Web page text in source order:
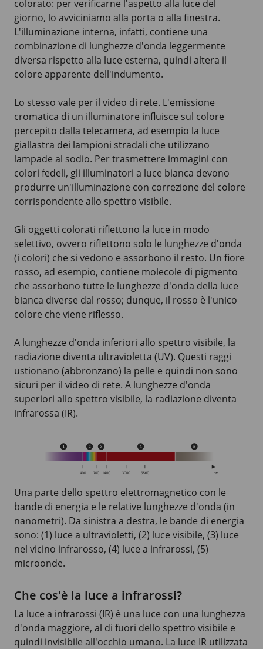
colorato: per verificarne l'aspetto alla luce del
giorno, lo avviciniamo alla porta o alla finestra.
L'illuminazione interna, infatti, contiene una
combinazione di lunghezze d'onda leggermente
diversa rispetto alla luce esterna, quindi altera il
colore apparente dell'indumento.
Lo stesso vale per il video di rete. L'emissione
cromatica di un illuminatore influisce sul colore
percepito dalla telecamera, ad esempio la luce
giallastra dei lampioni stradali che utilizzano
lampade al sodio. Per trasmettere immagini con
colori fedeli, gli illuminatori a luce bianca devono
produrre un'illuminazione con correzione del colore
corrispondente allo spettro visibile.
Gli oggetti colorati riflettono la luce in modo
selettivo, ovvero riflettono solo le lunghezze d'onda
(i colori) che si vedono e assorbono il resto. Un fiore
rosso, ad esempio, contiene molecole di pigmento
che assorbono tutte le lunghezze d'onda della luce
bianca diverse dal rosso; dunque, il rosso è l'unico
colore che viene riflesso.
A lunghezze d'onda inferiori allo spettro visibile, la
radiazione diventa ultravioletta (UV). Questi raggi
ustionano (abbronzano) la pelle e quindi non sono
sicuri per il video di rete. A lunghezze d'onda
superiori allo spettro visibile, la radiazione diventa
infrarossa (IR).
Una parte dello spettro elettromagnetico con le
bande di energia e le relative lunghezze d'onda (in
nanometri). Da sinistra a destra, le bande di energia
sono: (1) luce a ultravioletti, (2) luce visibile, (3) luce
nel vicino infrarosso, (4) luce a infrarossi, (5)
microonde.
Che cos'è la luce a infrarossi?
La luce a infrarossi (IR) è una luce con una lunghezza
d'onda maggiore, al di fuori dello spettro visibile e
quindi invisibile all'occhio umano. La luce IR utilizzata